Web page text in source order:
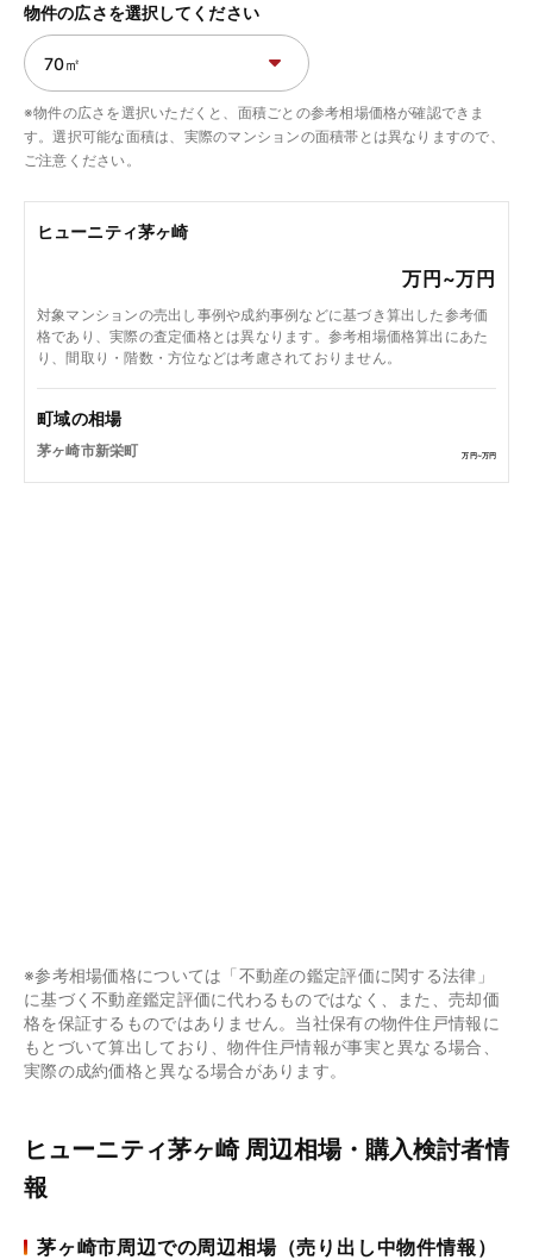
ヒューニティ茅ヶ崎
万円~万円
対象マンションの売出し事例や成約事例などに基づき算出した参考価
格であり、実際の査定価格とは異なります。参考相場価格算出にあた
り、間取り・階数・方位などは考慮されておりません。
町域の相場
茅ヶ崎市新栄町 万円~万円
物件の広さを選択してください
※物件の広さを選択いただくと、面積ごとの参考相場価格が確認できま
す。選択可能な面積は、実際のマンションの面積帯とは異なりますので、
ご注意ください。
※参考相場価格については「不動産の鑑定評価に関する法律」
に基づく不動産鑑定評価に代わるものではなく、また、売却価
格を保証するものではありません。当社保有の物件住戸情報に
もとづいて算出しており、物件住戸情報が事実と異なる場合、
実際の成約価格と異なる場合があります。
ヒューニティ茅ヶ崎 周辺相場・購入検討者情
報
茅ヶ崎市周辺での周辺相場（売り出し中物件情報）